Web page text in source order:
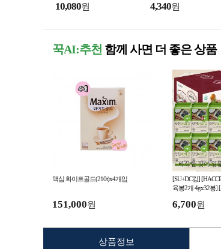
10,080원 4,340원
꾹AI:추천 함께 사면 더 좋은 상품
맥심 화이트골드(210t)x4개입
151,000원
[SU+DC킹]
육봉2개 4gx32봉]
6,700원
상품정보